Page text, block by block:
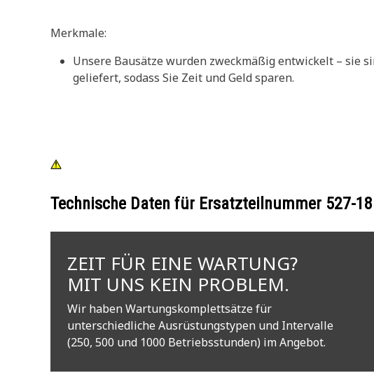
Merkmale:
Unsere Bausätze wurden zweckmäßig entwickelt – sie
geliefert, sodass Sie Zeit und Geld sparen.
Technische Daten für Ersatzteilnummer 527-
ZEIT FÜR EINE WARTUNG?
MIT UNS KEIN PROBLEM.
Wir haben Wartungskomplettsätze für
unterschiedliche Ausrüstungstypen und Intervalle
(250, 500 und 1000 Betriebsstunden) im Angebot.